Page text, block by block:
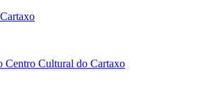
Centro Cultural do Cartaxo